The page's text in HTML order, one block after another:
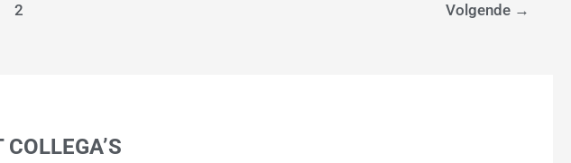
2 Volgende →